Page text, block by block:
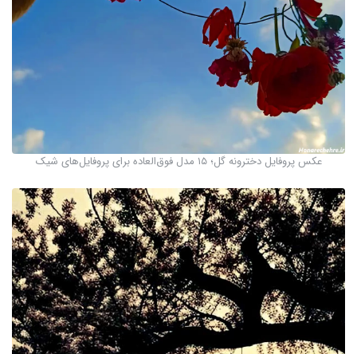
عکس پروفایل دخترونه گل؛ ۱۵ مدل فوق‌العاده برای پروفایل‌های شیک